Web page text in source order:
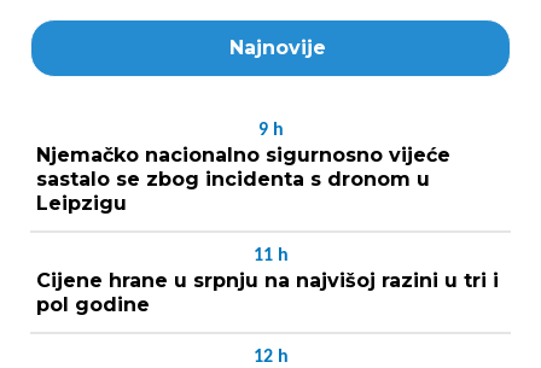
Najnovije
9 h
Njemačko nacionalno sigurnosno vijeće
sastalo se zbog incidenta s dronom u
Leipzigu
11 h
Cijene hrane u srpnju na najvišoj razini u tri i
pol godine
12 h